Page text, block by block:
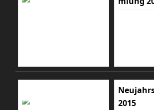
2015